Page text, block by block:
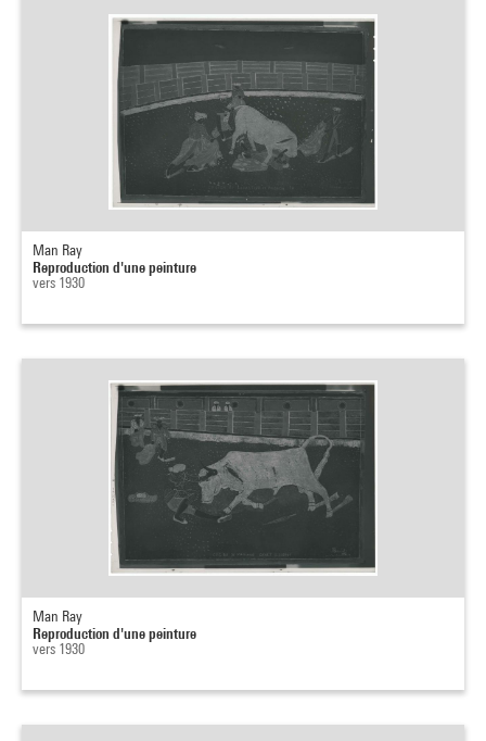
Man Ray
Reproduction d'une peinture
vers 1930
Man Ray
Reproduction d'une peinture
vers 1930